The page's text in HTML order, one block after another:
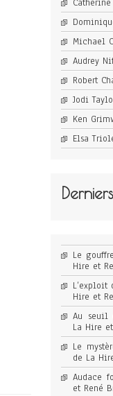
Michael
Audrey
Robert
Jodi
Ken
Elsa
Le
Hire et
L’exploit
Hire et
Au seuil
La Hire
Le
de La
Audace
et René